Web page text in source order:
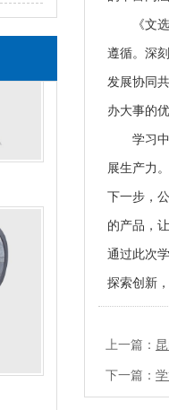
《文
遵循。深
发展协同
办大事的
学习
展生产力
下一步，
的产品，
通过此次
探索创新
上一篇：
下一篇：